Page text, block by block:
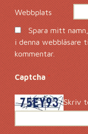
Webbplats
Spara mitt
i denna webbläsare
kommentar.
Captcha*
Skriv